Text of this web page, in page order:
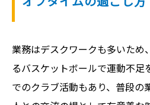
業務はデスクワークも多いため
るバスケットボールで運動不足
でのクラブ活動もあり、普段の